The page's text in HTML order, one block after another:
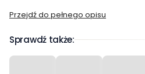
Przejdź do pełnego opisu
Sprawdź także: